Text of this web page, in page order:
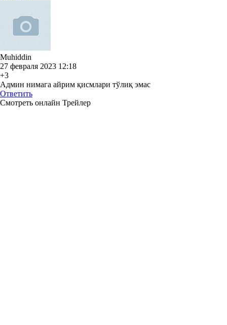
Muhiddin
27 февраля 2023 12:18
+3
Админ нимага айрим қисмлари тўлиқ эмас
Ответить
Смотреть онлайн Трейлер